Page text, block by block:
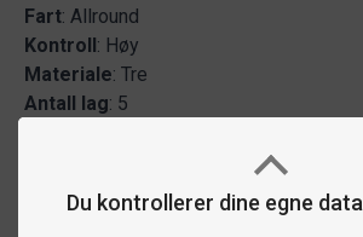
Du kontrollerer dine egne data
Fart: Allround
Kontroll: Høy
Materiale: Tre
Antall lag: 5